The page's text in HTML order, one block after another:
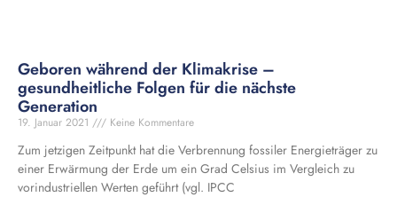
Geboren während der Klimakrise –
gesundheitliche Folgen für die nächste
Generation
19. Januar 2021 Keine Kommentare
Zum jetzigen Zeitpunkt hat die Verbrennung fossiler Energieträger zu
einer Erwärmung der Erde um ein Grad Celsius im Vergleich zu
vorindustriellen Werten geführt (vgl. IPCC